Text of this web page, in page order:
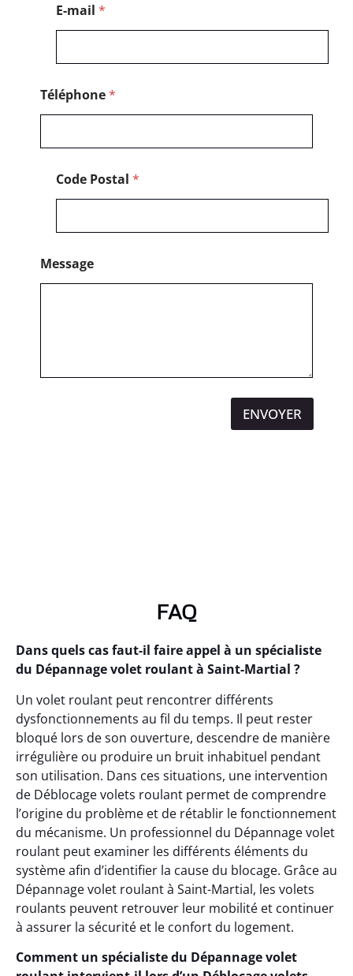
E-mail *
Téléphone*
Code Postal *
Message
ENVOYER
FAQ
Dans quels cas faut-il faire appel à un spécialiste
du Dépannage volet roulant à Saint-Martial ?
Un volet roulant peut rencontrer différents
dysfonctionnements au fil du temps. Il peut rester
bloqué lors de son ouverture, descendre de manière
irrégulière ou produire un bruit inhabituel pendant
son utilisation. Dans ces situations, une intervention
de Déblocage volets roulant permet de comprendre
l’origine du problème et de rétablir le fonctionnement
du mécanisme. Un professionnel du Dépannage volet
roulant peut examiner les différents éléments du
système afin d’identifier la cause du blocage. Grâce au
Dépannage volet roulant à Saint-Martial, les volets
roulants peuvent retrouver leur mobilité et continuer
à assurer la sécurité et le confort du logement.
Comment un spécialiste du Dépannage volet